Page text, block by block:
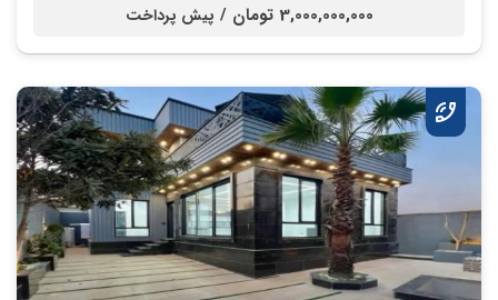
3,000,000,000 تومان / پیش پرداخت